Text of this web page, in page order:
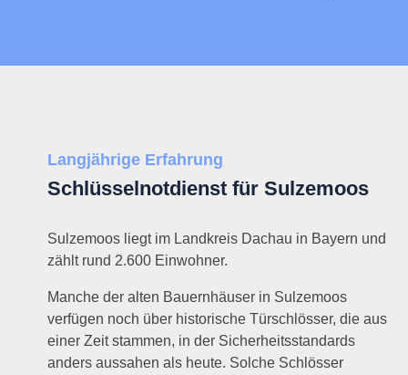
Langjährige Erfahrung
Schlüsselnotdienst für Sulzemoos
Sulzemoos liegt im Landkreis Dachau in Bayern und
zählt rund 2.600 Einwohner.
Manche der alten Bauernhäuser in Sulzemoos
verfügen noch über historische Türschlösser, die aus
einer Zeit stammen, in der Sicherheitsstandards
anders aussahen als heute. Solche Schlösser